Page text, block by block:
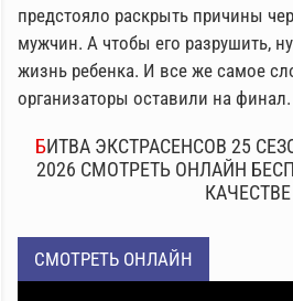
предстояло раскрыть причины
мужчин. А чтобы его разрушить,
жизнь ребенка. И все же самое
организаторы оставили на финал.
БИТВА ЭКСТРАСЕНСОВ 25 СЕЗОН 11 ВЫПУСК 09 05
2026 СМОТРЕТЬ ОНЛАЙН
КАЧЕСТВЕ
СМОТРЕТЬ ОНЛАЙН